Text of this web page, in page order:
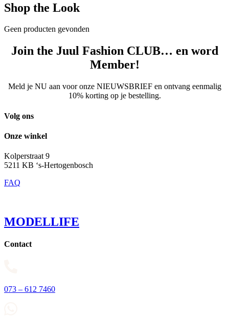
Shop the Look
Geen producten gevonden
Join the Juul Fashion CLUB… en word
Member!
Meld je NU aan voor onze NIEUWSBRIEF en ontvang eenmalig
10% korting op je bestelling.
Volg ons
Onze winkel
Kolperstraat 9
5211 KB ‘s-Hertogenbosch
FAQ
MODELLIFE
Contact
073 – 612 7460